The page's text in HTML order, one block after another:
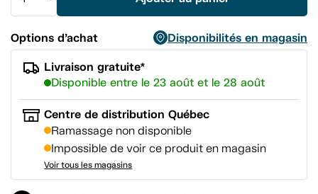
page.
Options d’achat
Disponibilités en magasin
Livraison gratuite*
Disponible entre le 23 août et le 28 août
Centre de distribution Québec
Ramassage non disponible
Impossible de voir ce produit en magasin
Voir tous les magasins